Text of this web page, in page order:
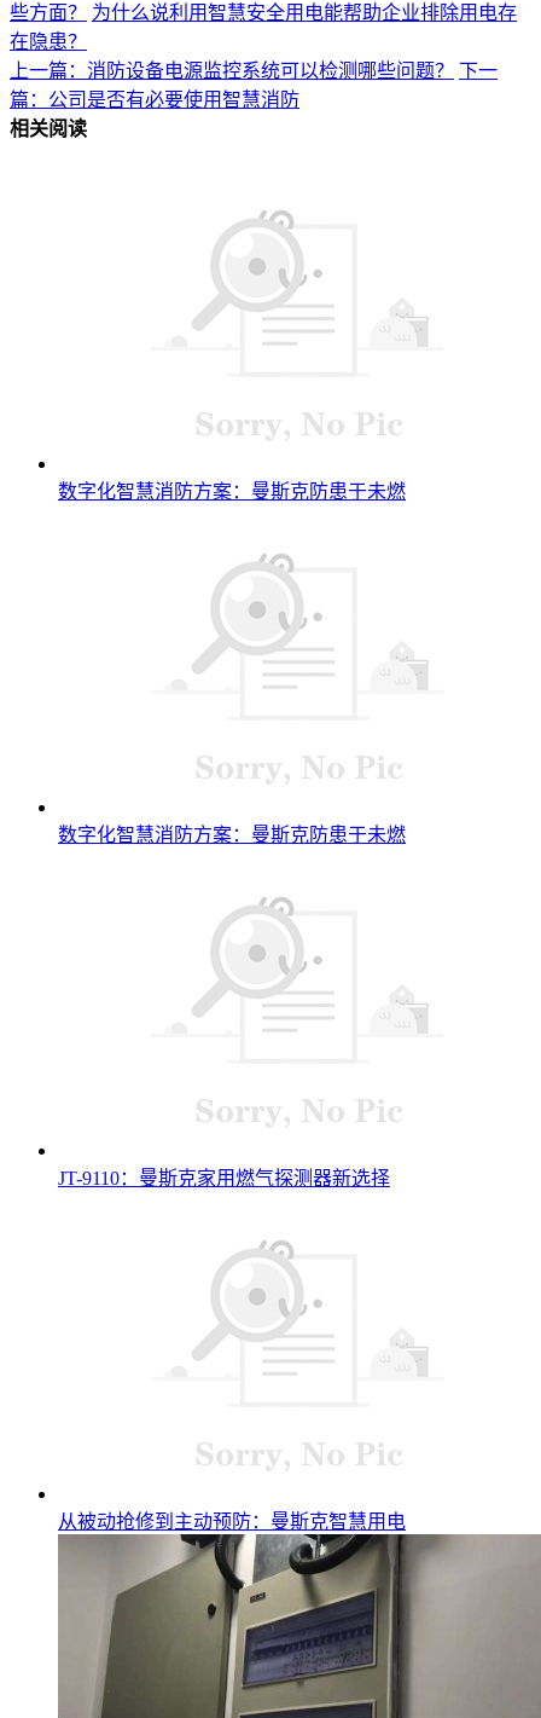
些方面？
为什么说利用智慧安全用电能帮助企业排除用电存
在隐患？
上一篇：消防设备电源监控系统可以检测哪些问题？
下一
篇：公司是否有必要使用智慧消防
相关阅读
数字化智慧消防方案：曼斯克防患于未燃
数字化智慧消防方案：曼斯克防患于未燃
JT-9110：曼斯克家用燃气探测器新选择
从被动抢修到主动预防：曼斯克智慧用电